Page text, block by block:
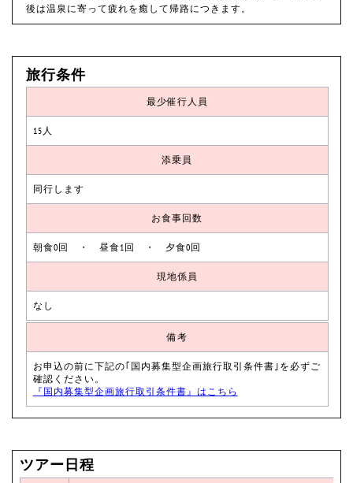
後は温泉に寄って疲れを癒して帰路につきます。
旅行条件
最少催行人員
15人
添乗員
同行します
お食事回数
朝食0回 ・ 昼食1回 ・ 夕食0回
現地係員
なし
備考
お申込の前に下記の｢国内募集型企画旅行取引条件書｣を必ずご
確認ください。
『国内募集型企画旅行取引条件書』はこちら
ツアー日程